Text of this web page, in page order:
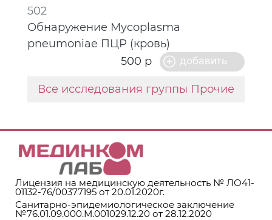
502
Обнаружение Mycoplasma
pneumoniae ПЦР (кровь)
500 р
Все исследования группы Прочие
Лицензия на медицинскую деятельность № ЛО41-
01132-76/00377195 от 20.01.2020г.
Санитарно-эпидемиологическое заключение
№76.01.09.000.М.001029.12.20 от 28.12.2020